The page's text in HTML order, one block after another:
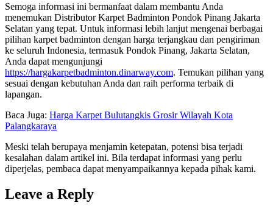
Semoga informasi ini bermanfaat dalam membantu Anda
menemukan Distributor Karpet Badminton Pondok Pinang Jakarta
Selatan yang tepat. Untuk informasi lebih lanjut mengenai berbagai
pilihan karpet badminton dengan harga terjangkau dan pengiriman
ke seluruh Indonesia, termasuk Pondok Pinang, Jakarta Selatan,
Anda dapat mengunjungi
https://hargakarpetbadminton.dinarway.com. Temukan pilihan yang
sesuai dengan kebutuhan Anda dan raih performa terbaik di
lapangan.
Baca Juga: Harga Karpet Bulutangkis Grosir Wilayah Kota
Palangkaraya
Meski telah berupaya menjamin ketepatan, potensi bisa terjadi
kesalahan dalam artikel ini. Bila terdapat informasi yang perlu
diperjelas, pembaca dapat menyampaikannya kepada pihak kami.
Leave a Reply